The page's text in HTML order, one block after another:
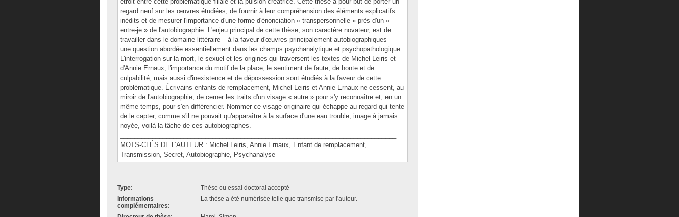
regard neuf sur les œuvres étudiées, de fournir à leur compréhension des éléments explicatifs
inédits et de mesurer l'importance d'une forme d'énonciation « transpersonnelle » près d'un «
entre-je » de l'autobiographie. L'enjeu principal de cette thèse, son caractère novateur, est de
travailler dans le domaine littéraire – à la faveur d'œuvres principalement autobiographiques –
une question abordée essentiellement dans les champs psychanalytique et psychopathologique.
L'interrogation sur la mort, le sexuel et les origines qui traversent les textes de Michel Leiris et
d'Annie Ernaux, l'importance du motif de la place, le sentiment de faute, de honte et de
culpabilité, mais aussi d'inexistence et de dépossession sont étudiés à la faveur de cette
problématique. Écrivains enfants de remplacement, Michel Leiris et Annie Ernaux ne cessent, au
miroir de l'autobiographie, de cerner les traits d'un visage « autre » pour s'y reconnaître et, en un
même temps, pour s'en différencier. Nommer ce visage originaire qui échappe au regard qui tente
de le capter, comme s'il ne pouvait qu'apparaître à la surface d'une eau trouble, image à jamais
noyée, voilà la tâche de ces autobiographes.
MOTS-CLÉS DE L’AUTEUR : Michel Leiris, Annie Ernaux, Enfant de remplacement,
Transmission, Secret, Autobiographie, Psychanalyse
Type:
Thèse ou essai doctoral accepté
Informations
complémentaires:
La thèse a été numérisée telle que transmise par l'auteur.